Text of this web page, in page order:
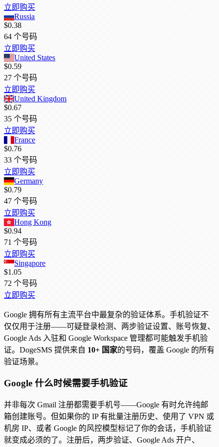
立即购买
Russia
$0.38
64 个号码
立即购买
United States
$0.59
27 个号码
立即购买
United Kingdom
$0.67
35 个号码
立即购买
France
$0.76
33 个号码
立即购买
Germany
$0.79
47 个号码
立即购买
Hong Kong
$0.94
71 个号码
立即购买
Singapore
$1.05
72 个号码
立即购买
Google 拥有所有主流平台中最复杂的验证体系。手机验证不
仅仅用于注册——可疑登录检测、两步验证设置、账号恢复、
Google Ads 入驻和 Google Workspace 管理都可能触发手机验
证。DogeSMS 提供来自 10+ 国家的号码，覆盖 Google 的所有
验证场景。
Google 什么时候需要手机验证
并非每次 Gmail 注册都需要手机号——Google 有时允许纯邮
箱创建账号。但如果你的 IP 有批量注册历史、使用了 VPN 或
机房 IP、或者 Google 的风控模型标记了你的会话，手机验证
就变成必须的了。注册后，两步验证、Google Ads 开户、